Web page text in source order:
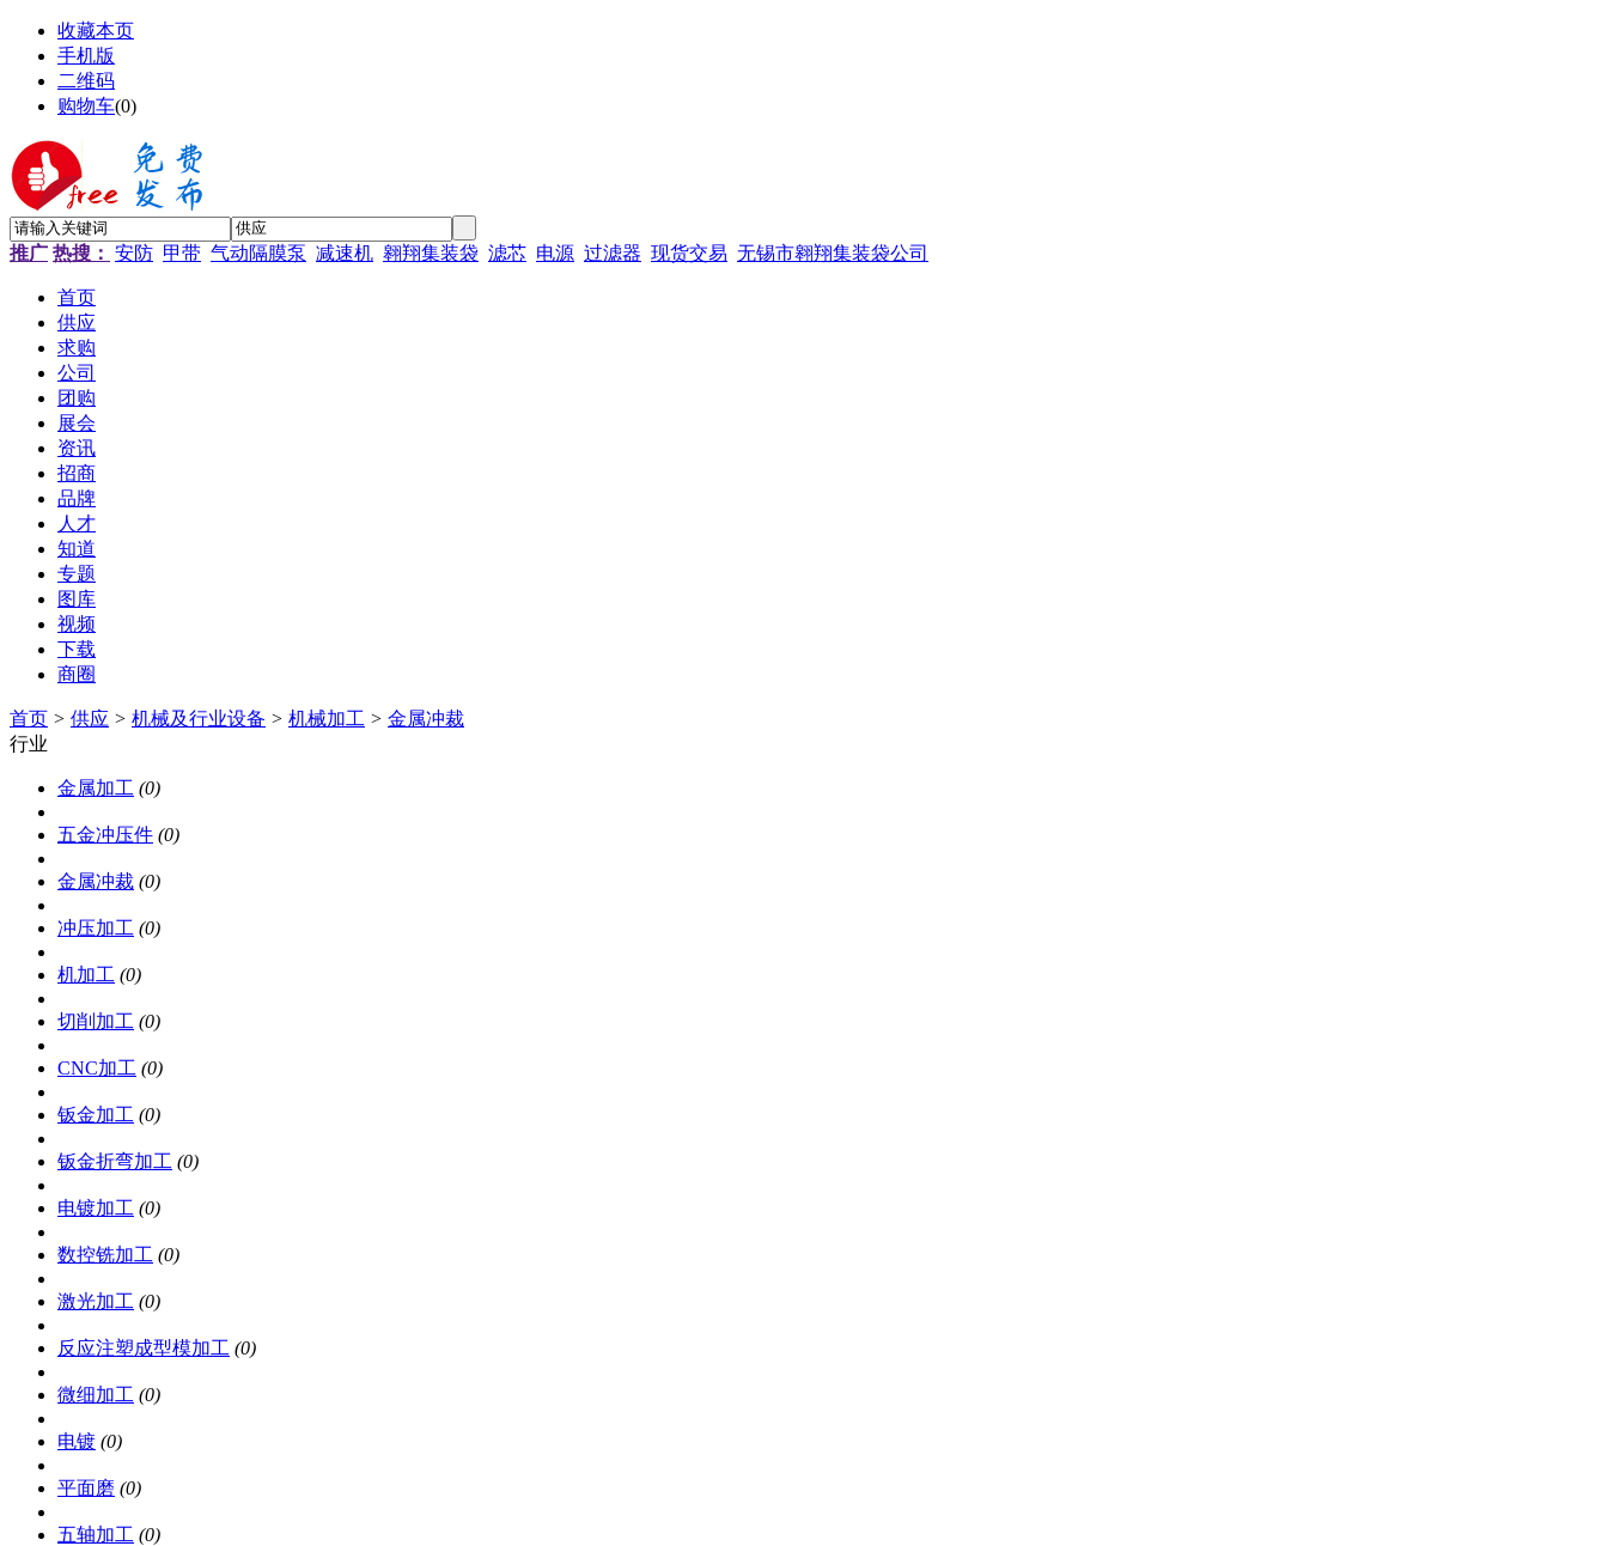
收藏本页
手机版
二维码
购物车(0)
推广 热搜： 安防 甲带 气动隔膜泵 减速机 翱翔集装袋 滤芯 电源 过滤器 现货交易 无锡市翱翔集装袋公司
首页
供应
求购
公司
团购
展会
资讯
招商
品牌
人才
知道
专题
图库
视频
下载
商圈
首页 > 供应 > 机械及行业设备 > 机械加工 > 金属冲裁
行业
金属加工 (0)
五金冲压件 (0)
金属冲裁 (0)
冲压加工 (0)
机加工 (0)
切削加工 (0)
CNC加工 (0)
钣金加工 (0)
钣金折弯加工 (0)
电镀加工 (0)
数控铣加工 (0)
激光加工 (0)
反应注塑成型模加工 (0)
微细加工 (0)
电镀 (0)
平面磨 (0)
五轴加工 (0)